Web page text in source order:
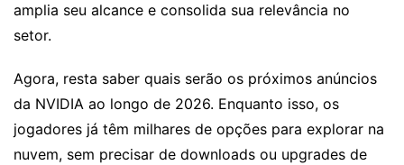
amplia seu alcance e consolida sua relevância no
setor.
Agora, resta saber quais serão os próximos anúncios
da NVIDIA ao longo de 2026. Enquanto isso, os
jogadores já têm milhares de opções para explorar na
nuvem, sem precisar de downloads ou upgrades de